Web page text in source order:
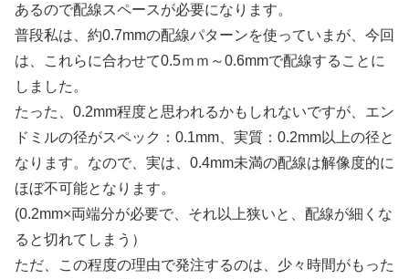
あるので配線スペースが必要になります。
普段私は、約0.7mmの配線パターンを使っていまが、今回
は、これらに合わせて0.5ｍｍ～0.6mmで配線することに
しました。
たった、0.2mm程度と思われるかもしれないですが、エン
ドミルの径がスペック：0.1mm、実質：0.2mm以上の径と
なります。なので、実は、0.4mm未満の配線は解像度的に
ほぼ不可能となります。
(0.2mm×両端分が必要で、それ以上狭いと、配線が細くな
ると切れてしまう）
ただ、この程度の理由で発注するのは、少々時間がもった